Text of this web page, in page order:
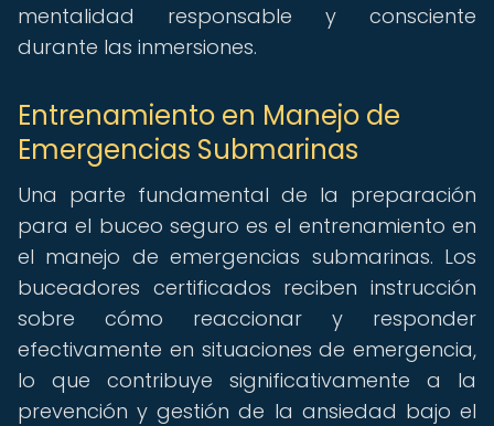
mentalidad responsable y consciente
durante las inmersiones.
Entrenamiento en Manejo de
Emergencias Submarinas
Una parte fundamental de la preparación
para el buceo seguro es el entrenamiento en
el manejo de emergencias submarinas. Los
buceadores certificados reciben instrucción
sobre cómo reaccionar y responder
efectivamente en situaciones de emergencia,
lo que contribuye significativamente a la
prevención y gestión de la ansiedad bajo el